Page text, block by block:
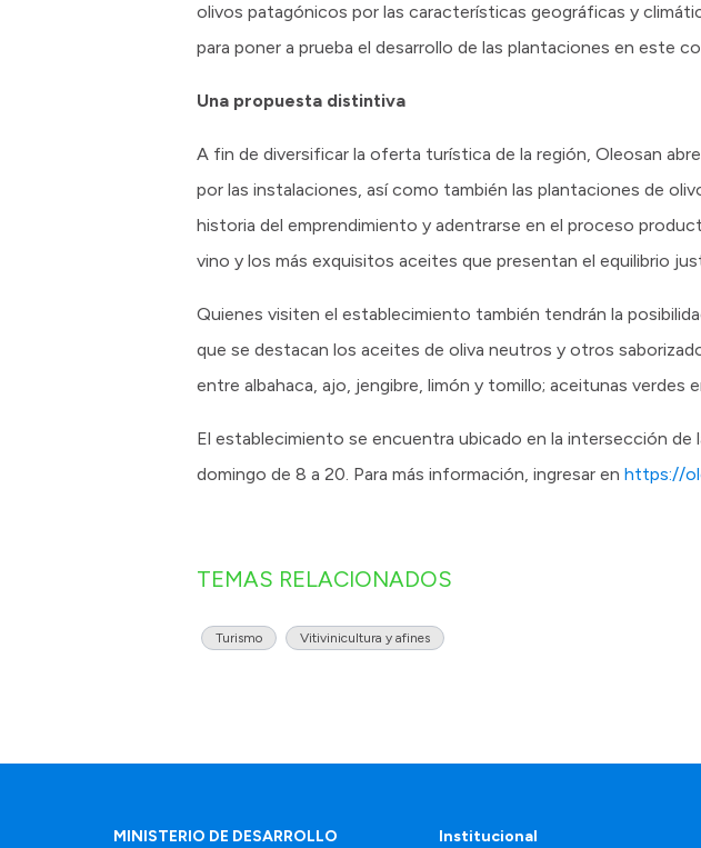
olivos patagónicos por las características geográficas y
para poner a prueba el desarrollo de las plantaciones en este
Una propuesta distintiva
A fin de diversificar la oferta turística de la región, Oleosan
por las instalaciones, así como también las plantaciones de
historia del emprendimiento y adentrarse en el proceso
vino y los más exquisitos aceites que presentan el equilibrio
Quienes visiten el establecimiento también tendrán la
que se destacan los aceites de oliva neutros y otros
entre albahaca, ajo, jengibre, limón y tomillo; aceitunas verdes
El establecimiento se encuentra ubicado en la intersección de
domingo de 8 a 20. Para más información, ingresar en https://
TEMAS RELACIONADOS
Turismo Vitivinicultura y afines
MINISTERIO DE DESARROLLO
Institucional